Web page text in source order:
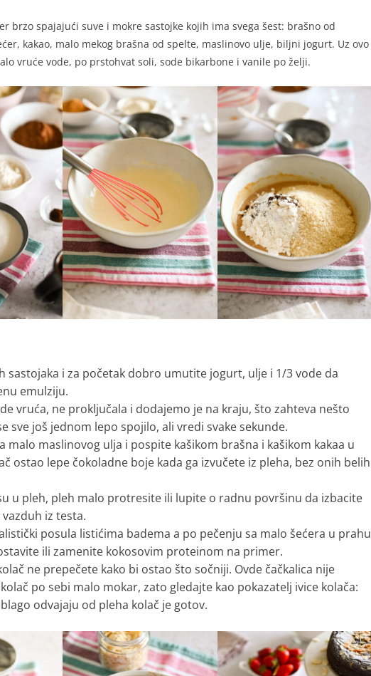
brzo spajajući suve i mokre sastojke kojih ima svega šest: brašno od
kakao, malo mekog brašna od spelte, maslinovo ulje, biljni jogurt. Uz ovo
vruće vode, po prstohvat soli, sode bikarbone i vanile po želji.
sastojaka i za početak dobro umutite jogurt, ulje i 1/3 vode da
emulziju.
vruća, ne proključala i dodajemo je na kraju, što zahteva nešto
sve još jednom lepo spojilo, ali vredi svake sekunde.
malo maslinovog ulja i pospite kašikom brašna i kašikom kakaa u
ostao lepe čokoladne boje kada ga izvučete iz pleha, bez onih belih
u pleh, pleh malo protresite ili lupite o radnu površinu da izbacite
iz testa.
posula listićima badema a po pečenju sa malo šećera u prahu
ili zamenite kokosovim proteinom na primer.
ne prepečete kako bi ostao što sočniji. Ovde čačkalica nije
po sebi malo mokar, zato gledajte kao pokazatelj ivice kolača:
odvajaju od pleha kolač je gotov.